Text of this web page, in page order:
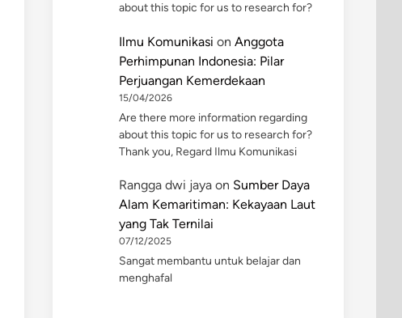
about this topic for us to research for?
Ilmu Komunikasi on Anggota
Perhimpunan Indonesia: Pilar
Perjuangan Kemerdekaan
15/04/2026
Are there more information regarding
about this topic for us to research for?
Thank you, Regard Ilmu Komunikasi
Rangga dwi jaya on Sumber Daya
Alam Kemaritiman: Kekayaan Laut
yang Tak Ternilai
07/12/2025
Sangat membantu untuk belajar dan
menghafal